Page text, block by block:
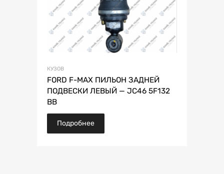
КУЗОВ
FORD F-MAX ПИЛЬОН ЗАДНЕЙ
ПОДВЕСКИ ЛЕВЫЙ — JC46 5F132
BB
Подробнее